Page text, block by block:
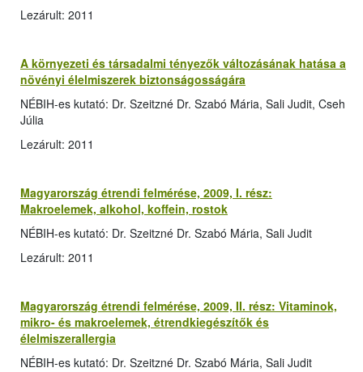
Lezárult: 2011
A környezeti és társadalmi tényezők változásának hatása a
növényi élelmiszerek biztonságosságára
NÉBIH-es kutató: Dr. Szeitzné Dr. Szabó Mária, Sali Judit, Cseh
Júlia
Lezárult: 2011
Magyarország étrendi felmérése, 2009, I. rész:
Makroelemek, alkohol, koffein, rostok
NÉBIH-es kutató: Dr. Szeitzné Dr. Szabó Mária, Sali Judit
Lezárult: 2011
Magyarország étrendi felmérése, 2009, II. rész: Vitaminok,
mikro- és makroelemek, étrendkiegészítők és
élelmiszerallergia
NÉBIH-es kutató: Dr. Szeitzné Dr. Szabó Mária, Sali Judit